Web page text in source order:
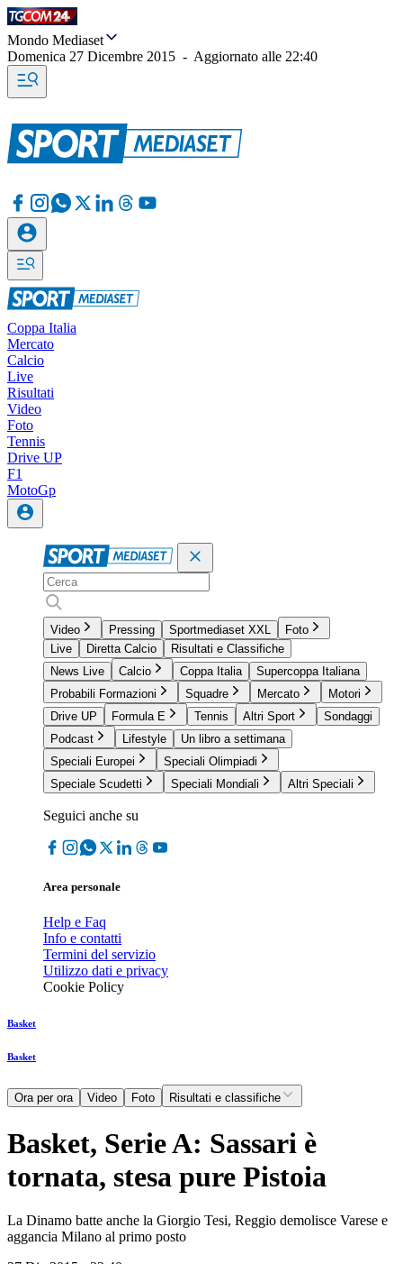
Mondo Mediaset
Domenica 27 Dicembre 2015 - Aggiornato alle 22:40
Coppa Italia
Mercato
Calcio
Live
Risultati
Video
Foto
Tennis
Drive UP
F1
MotoGp
Video Pressing Sportmediaset XXL
Foto
Live
Diretta Calcio
Risultati e Classifiche
News Live
Calcio Coppa Italia
Supercoppa Italiana
Probabili Formazioni
Squadre Mercato
Motori
Drive UP
Formula E Tennis Altri Sport
Sondaggi
Podcast
Lifestyle
Un libro a settimana
Speciali Europei
Speciali Olimpiadi
Speciale Scudetti
Speciali Mondiali Altri Speciali
Seguici anche su
Area personale
Help e Faq
Info e contatti
Termini del servizio
Utilizzo dati e privacy
Cookie Policy
Basket
Basket
Ora per ora Video Foto Risultati e classifiche
Basket, Serie A: Sassari è
tornata, stesa pure Pistoia
La Dinamo batte anche la Giorgio Tesi, Reggio demolisce Varese e
aggancia Milano al primo posto